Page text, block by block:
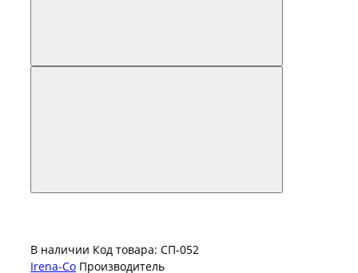
В наличии Код товара: СП-052
Irena-Co Производитель